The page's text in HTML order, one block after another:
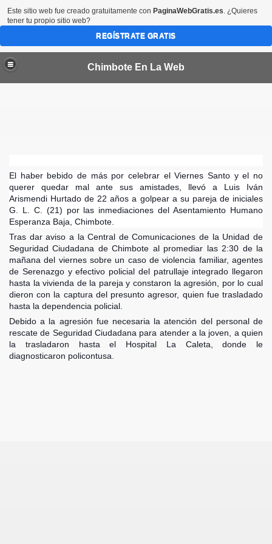
Chimbote En La Web
El haber bebido de más por celebrar el Viernes Santo y el no
querer quedar mal ante sus amistades, llevó a Luis Iván
Arismendi Hurtado de 22 años a golpear a su pareja de iniciales
G. L. C. (21) por las inmediaciones del Asentamiento Humano
Esperanza Baja, Chimbote.
Tras dar aviso a la Central de Comunicaciones de la Unidad de
Seguridad Ciudadana de Chimbote al promediar las 2:30 de la
mañana del viernes sobre un caso de violencia familiar, agentes
de Serenazgo y efectivo policial del patrullaje integrado llegaron
hasta la vivienda de la pareja y constaron la agresión, por lo cual
dieron con la captura del presunto agresor, quien fue trasladado
hasta la dependencia policial.
Debido a la agresión fue necesaria la atención del personal de
rescate de Seguridad Ciudadana para atender a la joven, a quien
la trasladaron hasta el Hospital La Caleta, donde le
diagnosticaron policontusa.
VALORIZADOS EN MEDIO MILLON DE SOLES
en EEUU
Chimbote
de los Bancos en Robo
DEL PERU
Este sitio web fue creado gratuitamente con PaginaWebGratis.es. ¿Quieres
tener tu propio sitio web?
REGÍSTRATE GRATIS